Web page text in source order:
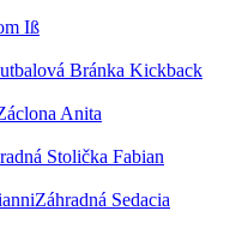
Iß
Bránka Kickback
Anita
Stolička Fabian
Záhradná Sedacia